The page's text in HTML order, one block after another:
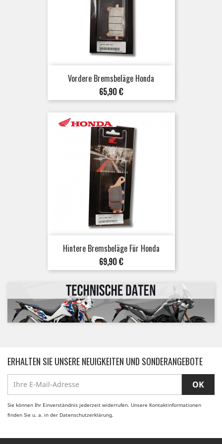
Vordere Bremsbeläge Honda
Preis
65,90 €
Hintere Bremsbeläge Für Honda
Preis
69,90 €
ERHALTEN SIE UNSERE NEUIGKEITEN UND SONDERANGEBOTE
Sie können Ihr Einverständnis jederzeit widerrufen. Unsere Kontaktinformationen
finden Sie u. a. in der Datenschutzerklärung.